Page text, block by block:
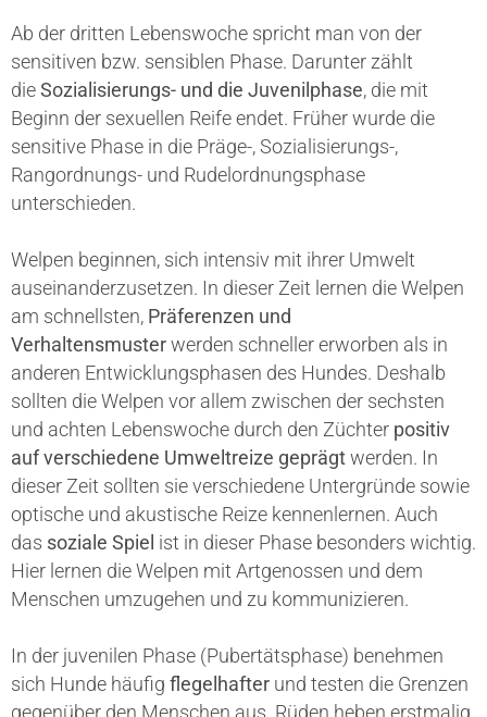
Ab der dritten Lebenswoche spricht man von der
sensitiven bzw. sensiblen Phase. Darunter zählt
dieSozialisierungs- und die Juvenilphase, die mit
Beginn der sexuellen Reife endet. Früher wurde die
sensitive Phase in die Präge-, Sozialisierungs-,
Rangordnungs- und Rudelordnungsphase
unterschieden.
Welpen beginnen, sich intensiv mit ihrer Umwelt
auseinanderzusetzen. In dieser Zeit lernen die Welpen
am schnellsten, Präferenzen und
Verhaltensmusterwerden schneller erworben als in
anderen Entwicklungsphasen des Hundes. Deshalb
sollten die Welpen vor allem zwischen der sechsten
und achten Lebenswoche durch den Züchter positiv
auf verschiedene Umweltreize geprägtwerden. In
dieser Zeit sollten sie verschiedene Untergründe sowie
optische und akustische Reize kennenlernen. Auch
das soziale Spiel ist in dieser Phase besonders wichtig.
Hier lernen die Welpen mit Artgenossen und dem
Menschen umzugehen und zu kommunizieren.
In der juvenilen Phase (Pubertätsphase) benehmen
sich Hunde häufig flegelhafter und testen die Grenzen